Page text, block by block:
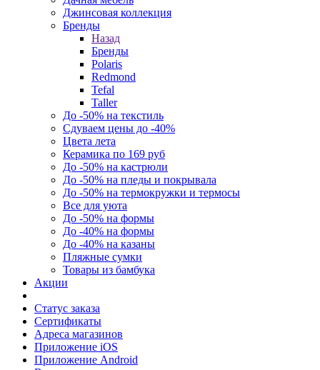
Джинсовая коллекция
Бренды
Назад
Бренды
Polaris
Redmond
Tefal
Taller
До -50% на текстиль
Сдуваем цены до -40%
Цвета лета
Керамика по 169 руб
До -50% на кастрюли
До -50% на пледы и покрывала
До -50% на термокружки и термосы
Все для уюта
До -50% на формы
До -40% на формы
До -40% на казаны
Пляжные сумки
Товары из бамбука
Акции
Статус заказа
Сертификаты
Адреса магазинов
Приложение iOS
Приложение Android